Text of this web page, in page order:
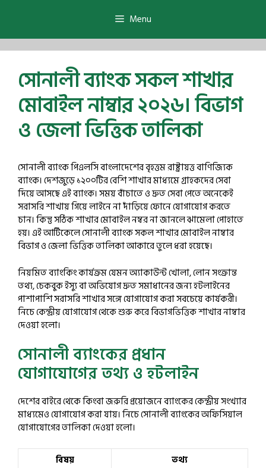
Menu
সোনালী ব্যাংক সকল শাখার
মোবাইল নাম্বার ২০২৬। বিভাগ
ও জেলা ভিত্তিক তালিকা
সোনালী ব্যাংক পিএলসি বাংলাদেশের বৃহত্তম রাষ্ট্রায়ত্ত বাণিজ্যিক
ব্যাংক। দেশজুড়ে ১২০০টির বেশি শাখার মাধ্যমে গ্রাহকদের সেবা
দিয়ে আসছে এই ব্যাংক। সময় বাঁচাতে ও দ্রুত সেবা পেতে অনেকেই
সরাসরি শাখায় গিয়ে লাইনে না দাঁড়িয়ে ফোনে যোগাযোগ করতে
চান। কিন্তু সঠিক শাখার মোবাইল নম্বর না জানলে ঝামেলা পোহাতে
হয়। এই আর্টিকেলে সোনালী ব্যাংক সকল শাখার মোবাইল নাম্বার
বিভাগ ও জেলা ভিত্তিক তালিকা আকারে তুলে ধরা হয়েছে।
নিয়মিত ব্যাংকিং কার্যক্রম যেমন অ্যাকাউন্ট খোলা, লোন সংক্রান্ত
তথ্য, চেকবুক ইস্যু বা অভিযোগ দ্রুত সমাধানের জন্য হটলাইনের
পাশাপাশি সরাসরি শাখার সঙ্গে যোগাযোগ করা সবচেয়ে কার্যকরী।
নিচে কেন্দ্রীয় যোগাযোগ থেকে শুরু করে বিভাগভিত্তিক শাখার নাম্বার
দেওয়া হলো।
সোনালী ব্যাংকের প্রধান
যোগাযোগের তথ্য ও হটলাইন
দেশের বাইরে থেকে কিংবা জরুরি প্রয়োজনে ব্যাংকের কেন্দ্রীয় সংখ্যার
মাধ্যমেও যোগাযোগ করা যায়। নিচে সোনালী ব্যাংকের অফিসিয়াল
যোগাযোগের তালিকা দেওয়া হলো।
বিষয়
তথ্য